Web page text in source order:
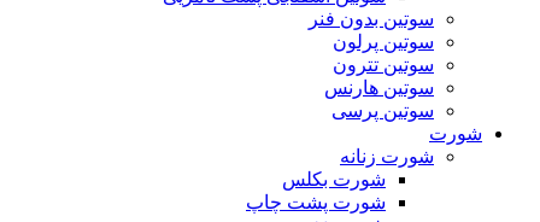
سوتین بدون فنر
سوتین پرلون
سوتین تترون
سوتین هارنس
سوتین پرسی
شورت
شورت زنانه
شورت بکلس
شورت پشت چاپ